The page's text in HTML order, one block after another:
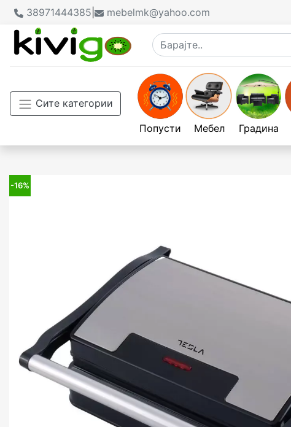
38971444385 mebelmk@yahoo.com
Сите категории
Попусти Мебел Градина
-16%